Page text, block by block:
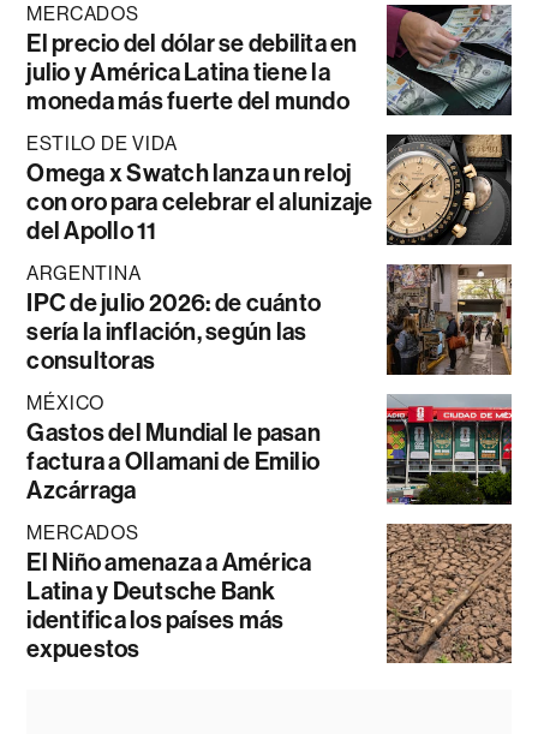
MERCADOS
El precio del dólar se debilita en
julio y América Latina tiene la
moneda más fuerte del mundo
ESTILO DE VIDA
Omega x Swatch lanza un reloj
con oro para celebrar el alunizaje
del Apollo 11
ARGENTINA
IPC de julio 2026: de cuánto
sería la inflación, según las
consultoras
MÉXICO
Gastos del Mundial le pasan
factura a Ollamani de Emilio
Azcárraga
MERCADOS
El Niño amenaza a América
Latina y Deutsche Bank
identifica los países más
expuestos